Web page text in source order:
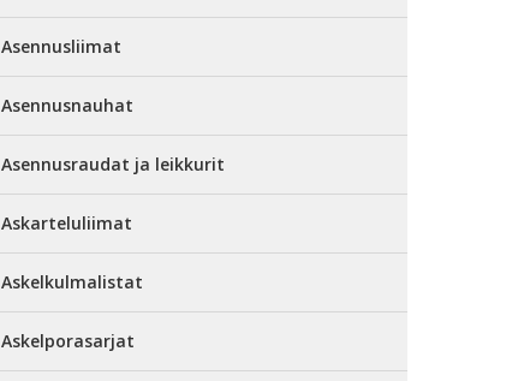
Asennusliimat
Asennusnauhat
Asennusraudat ja leikkurit
Askarteluliimat
Askelkulmalistat
Askelporasarjat